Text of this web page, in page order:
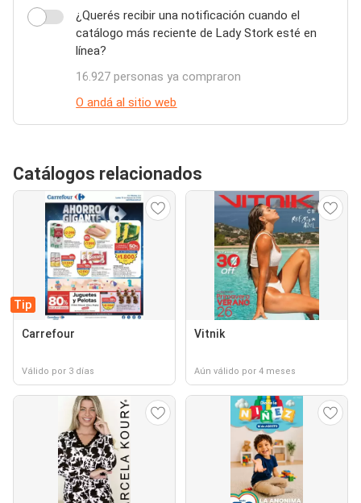
¿Querés recibir una notificación cuando el
catálogo más reciente de Lady Stork esté en
línea?
16.927 personas ya compraron
O andá al sitio web
Catálogos relacionados
Tip
Carrefour
Válido por 3 días
Vitnik
Aún válido por 4 meses